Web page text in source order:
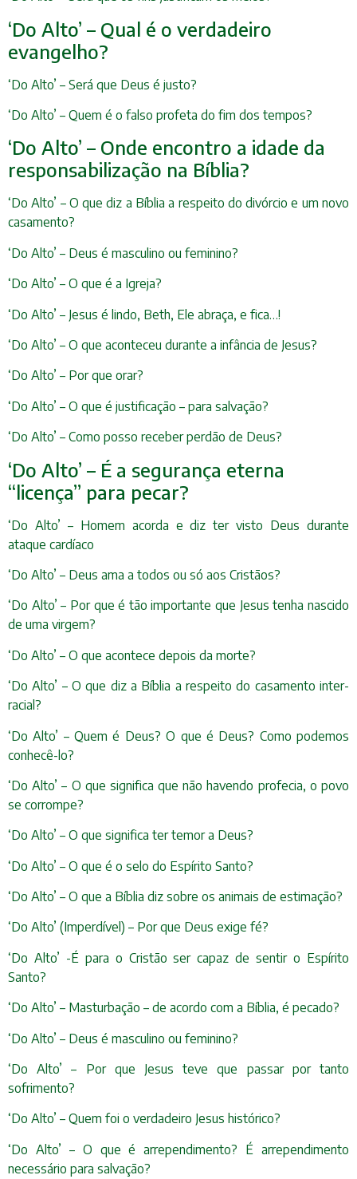
‘Do Alto’ – Qual é o verdadeiro
evangelho?
‘Do Alto’ – Será que Deus é justo?
‘Do Alto’ – Quem é o falso profeta do fim dos tempos?
‘Do Alto’ – Onde encontro a idade da
responsabilização na Bíblia?
‘Do Alto’ – O que diz a Bíblia a respeito do divórcio e um novo
casamento?
‘Do Alto’ – Deus é masculino ou feminino?
‘Do Alto’ – O que é a Igreja?
‘Do Alto’ – Jesus é lindo, Beth, Ele abraça, e fica…!
‘Do Alto’ – O que aconteceu durante a infância de Jesus?
‘Do Alto’ – Por que orar?
‘Do Alto’ – O que é justificação – para salvação?
‘Do Alto’ – Como posso receber perdão de Deus?
‘Do Alto’ – É a segurança eterna
“licença” para pecar?
‘Do Alto’ – Homem acorda e diz ter visto Deus durante
ataque cardíaco
‘Do Alto’ – Deus ama a todos ou só aos Cristãos?
‘Do Alto’ – Por que é tão importante que Jesus tenha nascido
de uma virgem?
‘Do Alto’ – O que acontece depois da morte?
‘Do Alto’ – O que diz a Bíblia a respeito do casamento inter-
racial?
‘Do Alto’ – Quem é Deus? O que é Deus? Como podemos
conhecê-lo?
‘Do Alto’ – O que significa que não havendo profecia, o povo
se corrompe?
‘Do Alto’ – O que significa ter temor a Deus?
‘Do Alto’ – O que é o selo do Espírito Santo?
‘Do Alto’ – O que a Bíblia diz sobre os animais de estimação?
‘Do Alto’ (Imperdível) – Por que Deus exige fé?
‘Do Alto’ -É para o Cristão ser capaz de sentir o Espírito
Santo?
‘Do Alto’ – Masturbação – de acordo com a Bíblia, é pecado?
‘Do Alto’ – Deus é masculino ou feminino?
‘Do Alto’ – Por que Jesus teve que passar por tanto
sofrimento?
‘Do Alto’ – Quem foi o verdadeiro Jesus histórico?
‘Do Alto’ – O que é arrependimento? É arrependimento
necessário para salvação?